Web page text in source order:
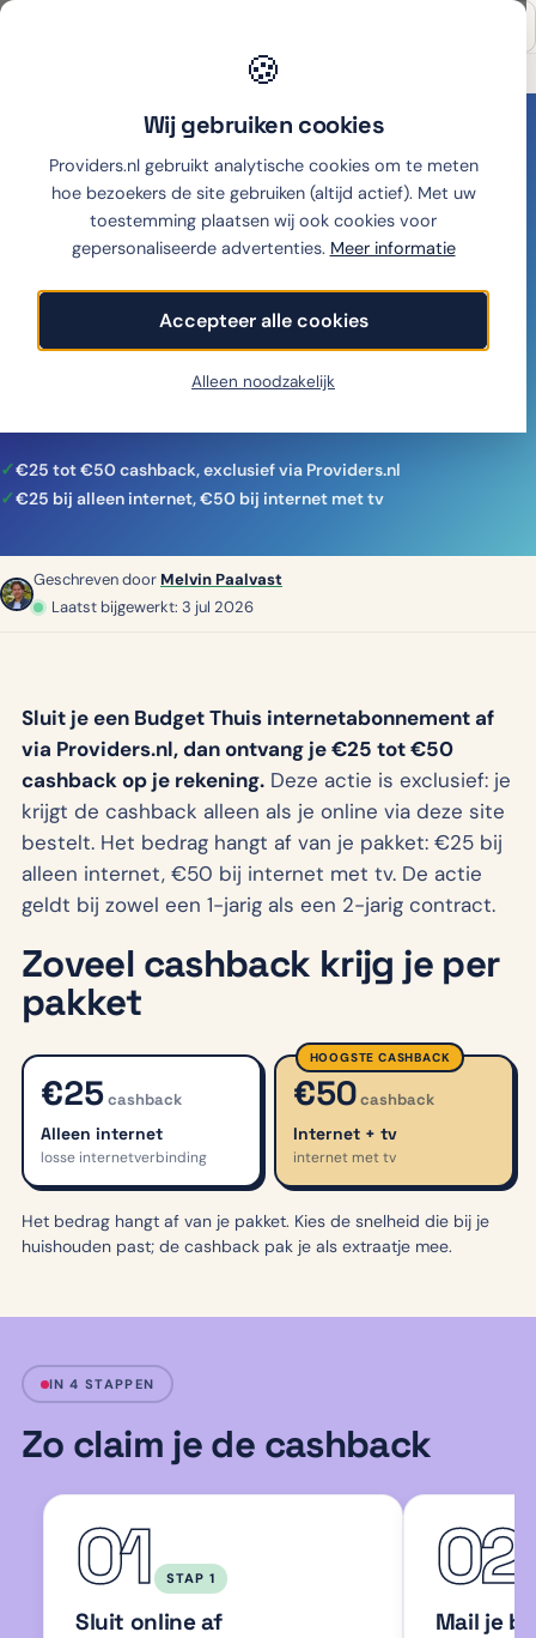
🍪
Wij gebruiken cookies
Providers.nl gebruikt analytische cookies om te meten
hoe bezoekers de site gebruiken (altijd actief). Met uw
toestemming plaatsen wij ook cookies voor
gepersonaliseerde advertenties. Meer informatie
Accepteer alle cookies
Alleen noodzakelijk
Thuiswinkel partner
Budget Thuis cashback via
Providers.nl
Sluit je Budget Thuis internetabonnement af via
Providers.nl en ontvang €25 tot €50 cashback: €25
bij alleen internet, €50 bij internet met tv. Geldt bij 1
€25 tot €50 cashback, exclusief via Providers.nl
€25 bij alleen internet, €50 bij internet met tv
Geschreven door Melvin Paalvast
Laatst bijgewerkt: 3 jul 2026
Sluit je een Budget Thuis internetabonnement af
via Providers.nl, dan ontvang je €25 tot €50
cashback op je rekening. Deze actie is exclusief: je
krijgt de cashback alleen als je online via deze site
bestelt. Het bedrag hangt af van je pakket: €25 bij
alleen internet, €50 bij internet met tv. De actie
geldt bij zowel een 1-jarig als een 2-jarig contract.
Zoveel cashback krijg je per
pakket
€25
Alleen internet
losse internetverbinding
HOOGSTE CASHBACK
€50
Internet + tv
internet met tv
Het bedrag hangt af van je pakket. Kies de snelheid die bij je
huishouden past; de cashback pak je als extraatje mee.
IN 4 STAPPEN
Zo claim je de cashback
01 STAP 1
Sluit online af
02
Mail je